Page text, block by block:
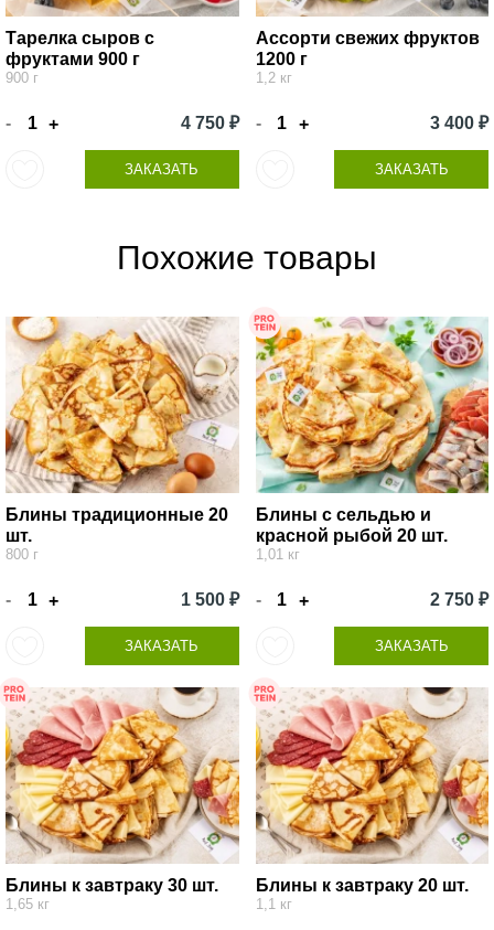
Тарелка сыров с
фруктами 900 г
900 г
- + 4 750 ₽
ЗАКАЗАТЬ
Ассорти свежих фруктов
1200 г
1,2 кг
- + 3 400 ₽
ЗАКАЗАТЬ
Похожие товары
Блины традиционные 20
шт.
800 г
- + 1 500 ₽
ЗАКАЗАТЬ
Блины с сельдью и
красной рыбой 20 шт.
1,01 кг
- + 2 750 ₽
ЗАКАЗАТЬ
Блины к завтраку 30 шт.
1,65 кг
Блины к завтраку 20 шт.
1,1 кг